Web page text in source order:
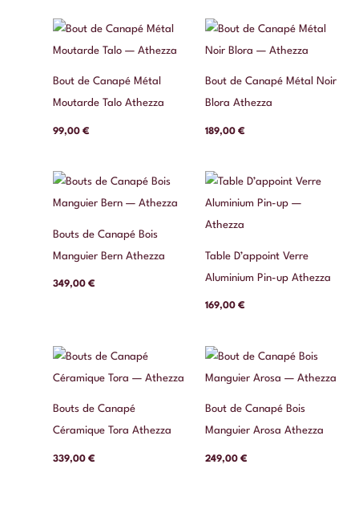
Bout de Canapé Métal
Moutarde Talo Athezza
99,00€
Bout de Canapé Métal Noir
Blora Athezza
189,00 €
Bouts de Canapé Bois
Manguier Bern Athezza
349,00€
Table D’appoint Verre
Aluminium Pin-up Athezza
169,00 €
Bouts de Canapé
Céramique Tora Athezza
339,00€
Bout de Canapé Bois
Manguier Arosa Athezza
249,00 €